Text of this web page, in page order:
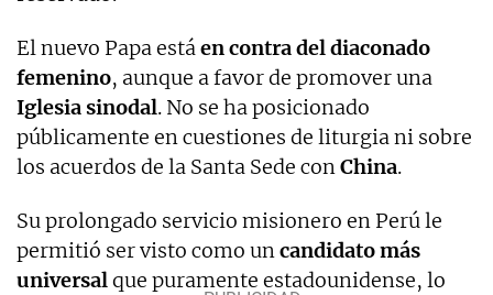
El nuevo Papa estáen contra del diaconado
femenino, aunque a favor de promover una
Iglesia sinodal. No se ha posicionado
públicamente en cuestiones de liturgia ni sobre
los acuerdos de la Santa Sede conChina.
Su prolongado servicio misionero en Perú le
permitió ser visto como uncandidato más
universalque puramente estadounidense, lo